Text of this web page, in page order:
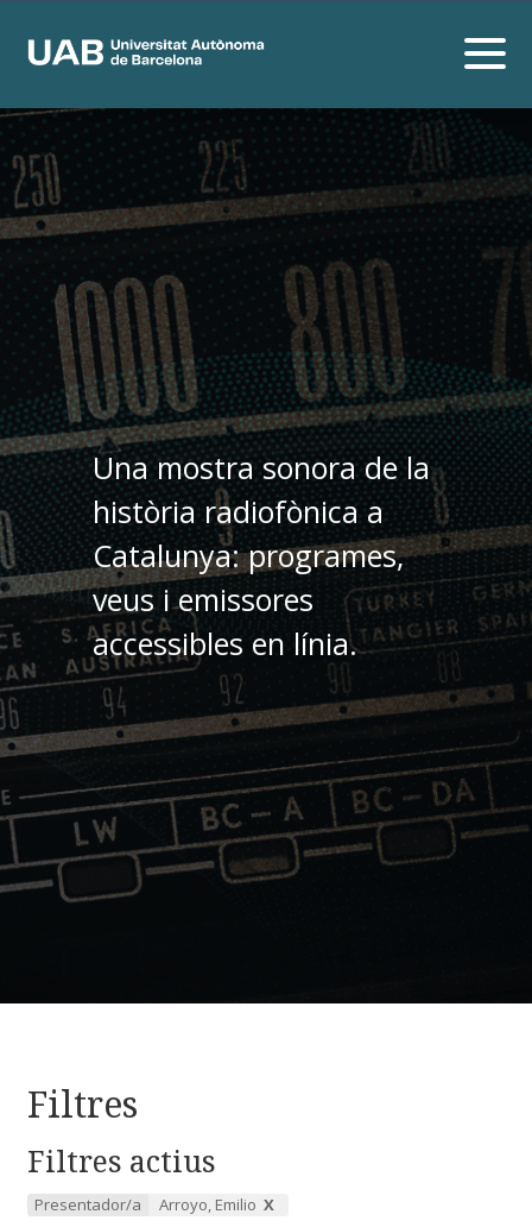
Una mostra sonora de la
història radiofònica a
Catalunya: programes,
veus i emissores
accessibles en línia.
Filtres
Filtres actius
Presentador/a Arroyo, Emilio